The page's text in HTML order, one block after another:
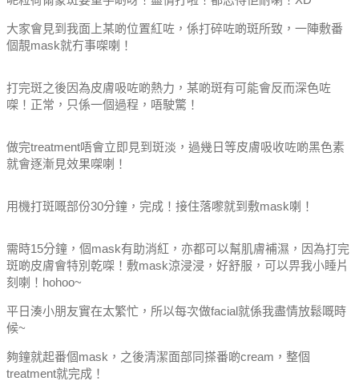
大家會見到我面上某啲位置紅咗，係打碎咗啲斑所致，一陣敷番
個靚mask就冇事㗎喇！
打完斑之後因為皮膚吸咗啲熱力，某啲斑有可能會反而深色咗
㗎！正常，只係一個過程，唔駛驚！
做完treatment唔會立即見到斑淡，過幾日等皮膚吸收咗啲黑色素
就會逐漸見效果㗎喇！
用機打斑嘅部份30分鐘，完成！接住落嚟就到敷mask喇！
需時15分鐘，個mask有助消紅，亦都可以幫肌膚補濕，因為打完
斑啲皮膚會特別乾㗎！敷mask涼浸浸，好舒服，可以畀我小睡片
刻喇！hohoo~
平日湊小朋友實在太繁忙，所以每次做facial就係我盡情放鬆嘅時
候~
夠鐘就起番個mask，之後清潔面部同搽番啲cream，整個
treatment就完成！